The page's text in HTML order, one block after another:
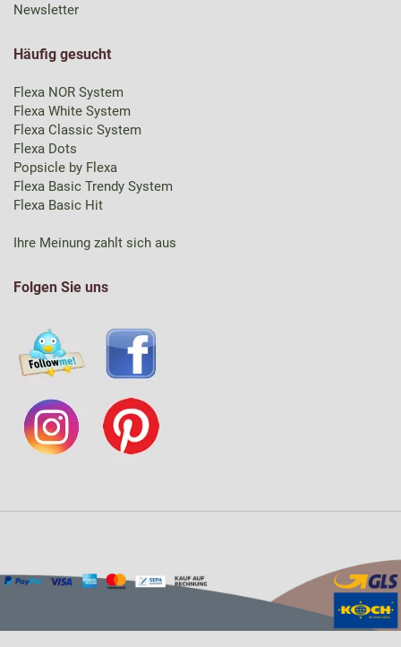
Newsletter
Häufig gesucht
Flexa NOR System
Flexa White System
Flexa Classic System
Flexa Dots
Popsicle by Flexa
Flexa Basic Trendy System
Flexa Basic Hit
Ihre Meinung zahlt sich aus
Folgen Sie uns